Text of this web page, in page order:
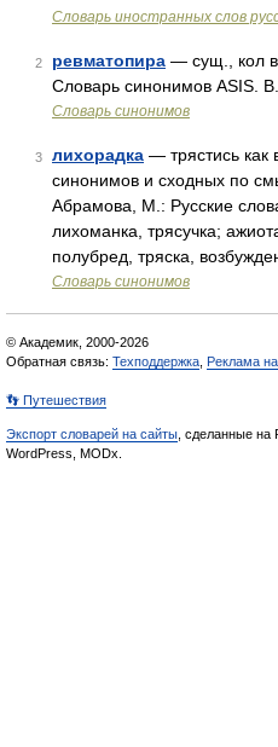
Словарь иностранных слов
2 ревматопира — сущ., кол
Словарь синонимов ASIS.
Словарь синонимов
3 лихорадка — трястись как
синонимов и сходных по
Абрамова, М.: Русские
лихоманка, трясучка;
полубред, тряска,
Словарь синонимов
© Академик, 2000-2026
Обратная связь: Техподдержка Реклама
👣 Путешествия
Экспорт словарей на сайты , сделанные на
WordPress, MODx.